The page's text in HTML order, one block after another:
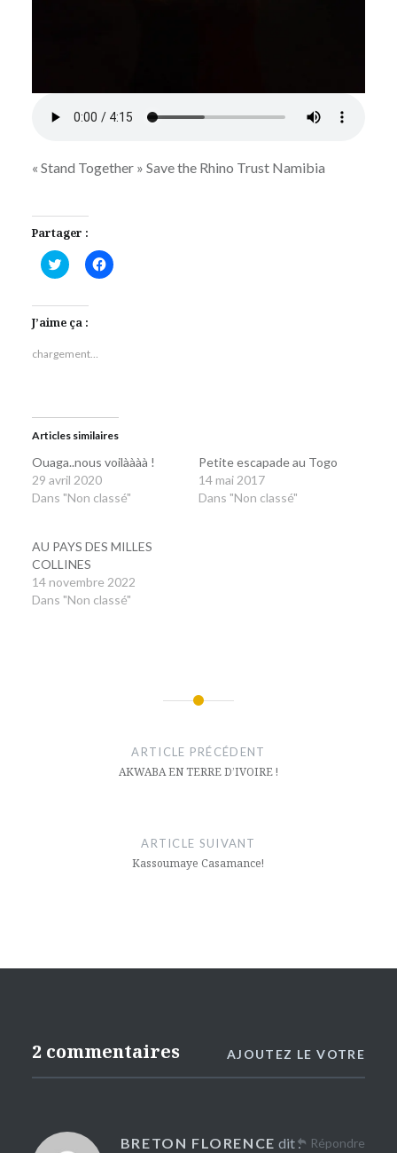
« Stand Together » Save the Rhino Trust Namibia
Partager :
Cliquez
pour
Twitter(ouvre
dans
une
fenêtre)
Cliquez
pour
J’aime ça :
chargement…
Articles similaires
Ouaga..nous voilàààà !
29 avril 2020
Dans "Non classé"
Petite escapade au Togo
14 mai 2017
Dans "Non classé"
AU PAYS DES MILLES
COLLINES
14 novembre 2022
Dans "Non classé"
ARTICLE PRÉCÉDENT
AKWABA EN TERRE D’IVOIRE !
ARTICLE SUIVANT
Kassoumaye Casamance!
2 commentaires AJOUTEZ LE VOTRE
BRETON FLORENCE dit : Répondre